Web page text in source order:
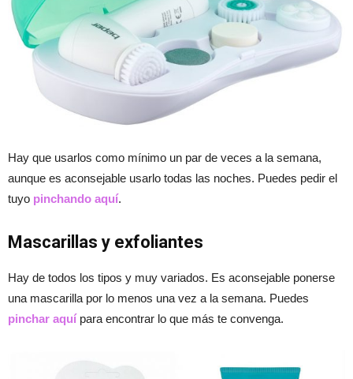
Hay que usarlos como mínimo un par de veces a la semana,
aunque es aconsejable usarlo todas las noches. Puedes pedir el
tuyo pinchando aquí.
Mascarillas y exfoliantes
Hay de todos los tipos y muy variados. Es aconsejable ponerse
una mascarilla por lo menos una vez a la semana. Puedes
pinchar aquípara encontrar lo que más te convenga.